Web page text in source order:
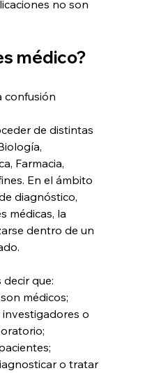
no son
médico?
confusión
de distintas
Farmacia,
En el ámbito
diagnóstico,
médicas, la
dentro de un
que:
médicos;
o
o tratar